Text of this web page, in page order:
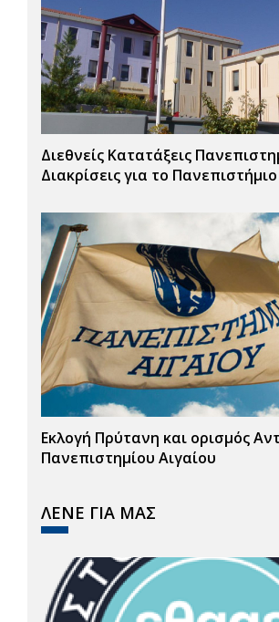
Διεθνείς Κατατάξεις
Διακρίσεις για το
Εκλογή Πρύτανη και ορισμός
Πανεπιστημίου Αιγαίου
ΛΕΝΕ ΓΙΑ ΜΑΣ